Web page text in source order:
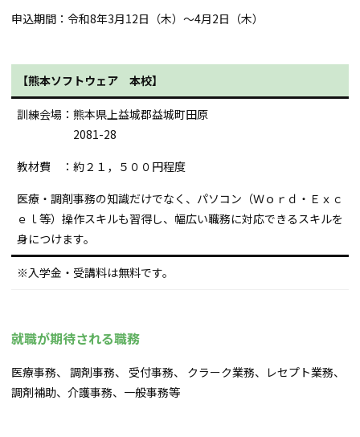
申込期間：令和8年3月12日（木）～4月2日（木）
【熊本ソフトウェア 本校】
訓練会場：熊本県上益城郡益城町田原
2081-28
教材費 ：約２１，５００円程度
医療・調剤事務の知識だけでなく、パソコン（Ｗｏｒｄ・Ｅｘｃ
ｅｌ等）操作スキルも習得し、幅広い職務に対応できるスキルを
身につけます。
※入学金・受講料は無料です。
就職が期待される職務
医療事務、 調剤事務、 受付事務、 クラーク業務、レセプト業務、
調剤補助、介護事務、一般事務等